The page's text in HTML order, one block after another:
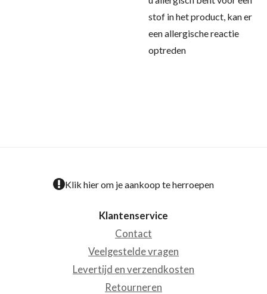
stof in het product, kan er
een allergische reactie
optreden
Klik hier om je aankoop te herroepen
Klantenservice
Contact
Veelgestelde vragen
Levertijd en verzendkosten
Retourneren